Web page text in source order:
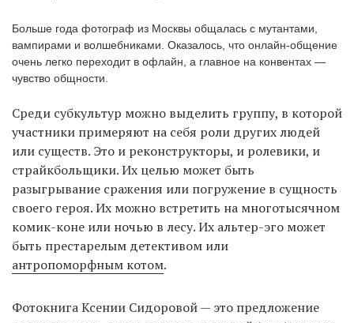
EN
UA
Больше года фотограф из Москвы общалась с мутантами,
вампирами и волшебниками. Оказалось, что онлайн-общение
очень легко переходит в офлайн, а главное на конвентах —
чувство общности.
Среди субкультур можно выделить группу, в которой
участники примеряют на себя роли других людей
или существ. Это и реконструкторы, и ролевики, и
страйкбольщики. Их целью может быть
разыгрывание сражения или погружение в сущность
своего героя. Их можно встретить на многотысячном
комик-коне или ночью в лесу. Их альтер-эго может
быть престарелым детективом или
антропоморфным котом.
Фотокнига Ксении Сидоровой — это предложение